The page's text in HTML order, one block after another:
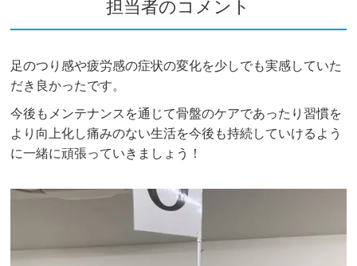
担当者のコメント
足のつり感や疲労感の症状の変化を少しでも実感していた
だき良かったです。
今後もメンテナンスを通じて骨盤のケアであったり習慣を
より向上化し痛みのない生活を今後も持続していけるよう
に一緒に頑張っていきましょう！